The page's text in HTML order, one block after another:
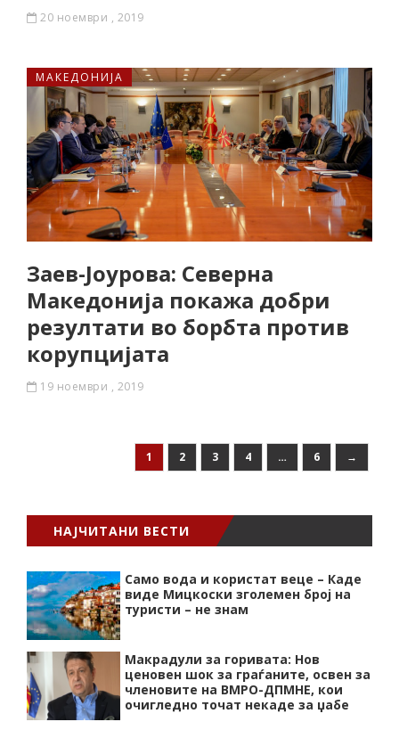
20 ноември , 2019
МАКЕДОНИЈА
Заев-Јоурова: Северна
Македонија покажа добри
резултати во борбта против
корупцијата
19 ноември , 2019
1 2 3 4 … 6 →
НАЈЧИТАНИ ВЕСТИ
Само вода и користат веце – Каде
виде Мицкоски зголемен број на
туристи – не знам
Макрадули за горивата: Нов
ценовен шок за граѓаните, освен за
членовите на ВМРО-ДПМНЕ, кои
очигледно точат некаде за џабе